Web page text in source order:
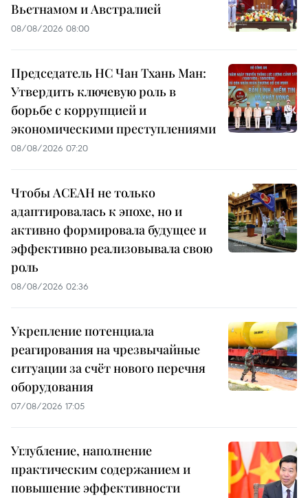
Вьетнамом и Австралией
08/08/2026 08:00
Председатель НС Чан Тхань Ман:
Утвердить ключевую роль в
борьбе с коррупцией и
экономическими преступлениями
08/08/2026 07:20
Чтобы АСЕАН не только
адаптировалась к эпохе, но и
активно формировала будущее и
эффективно реализовывала свою
роль
08/08/2026 02:36
Укрепление потенциала
реагирования на чрезвычайные
ситуации за счёт нового перечня
оборудования
07/08/2026 17:05
Углубление, наполнение
практическим содержанием и
повышение эффективности